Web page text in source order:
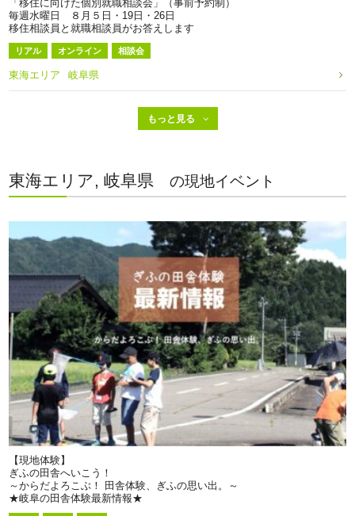
「移住に向けた個別就職相談会」（事前予約制）
毎週水曜日 ８月５日・19日・26日
移住相談員と就職相談員がお答えします
リアル オンライン 相談会
東海エリア 岐阜県
東海エリア, 岐阜県 の現地イベント
【現地体験】
ぎふの田舎へいこう！
～からだよろこぶ！ 田舎体験、ぎふの思い出。～
★岐阜の田舎体験最新情報★